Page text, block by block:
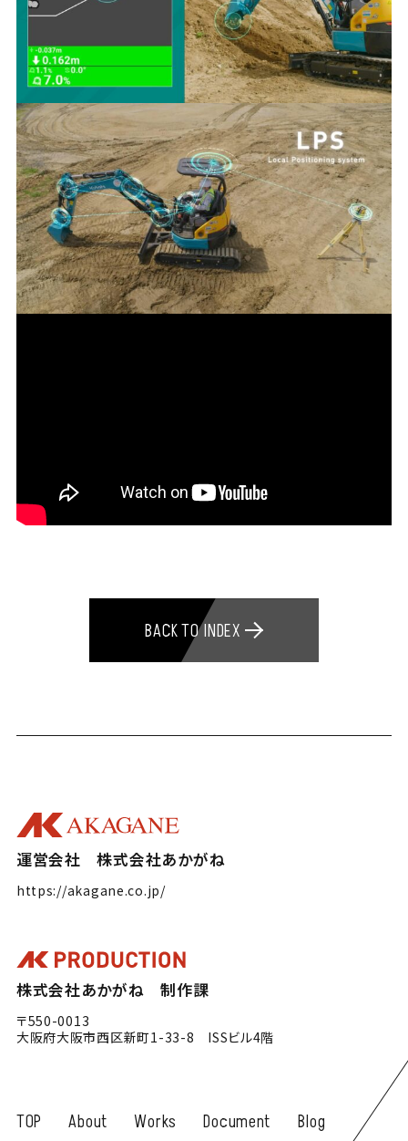
BACK TO INDEX
運営会社 株式会社あかがね
https://akagane.co.jp/
株式会社あかがね 制作課
〒550-0013
大阪府大阪市西区新町1-33-8 ISSビル4階
TOP About Works Document
Blog